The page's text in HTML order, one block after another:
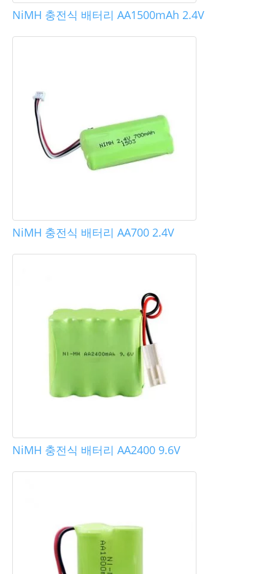
NiMH 충전식 배터리 AA1500mAh 2.4V
NiMH 충전식 배터리 AA700 2.4V
NiMH 충전식 배터리 AA2400 9.6V